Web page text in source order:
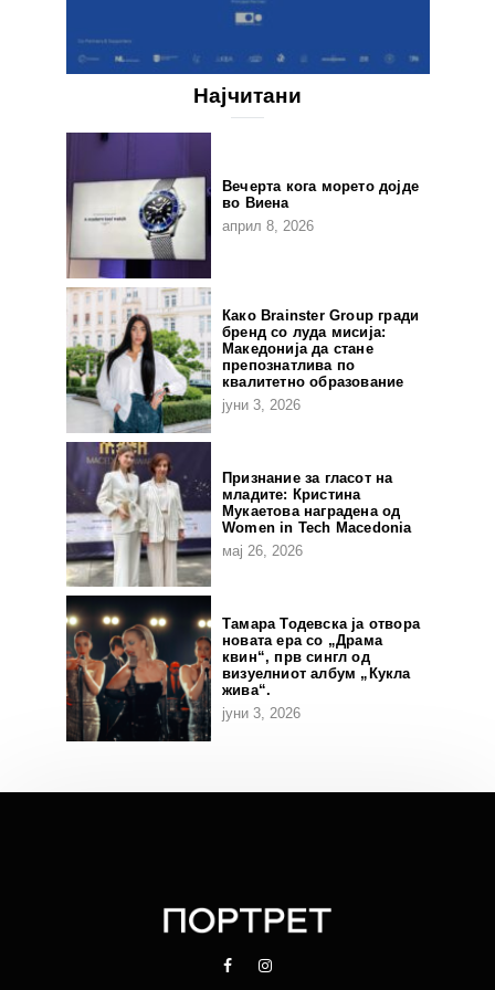
Најчитани
Вечерта кога морето дојде
во Виена
април 8, 2026
Како Brainster Group гради
бренд со луда мисија:
Македонија да стане
препознатлива по
квалитетно образование
јуни 3, 2026
Признание за гласот на
младите: Кристина
Мукаетова наградена од
Women in Tech Macedonia
мај 26, 2026
Тамара Тодевска ја отвора
новата ера со „Драма
квин“, прв сингл од
визуелниот албум „Кукла
жива“.
јуни 3, 2026